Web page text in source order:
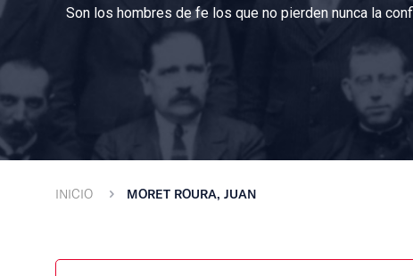
Son los hombres de fe los que no pierden nunca la
INICIO MORET ROURA, JUAN